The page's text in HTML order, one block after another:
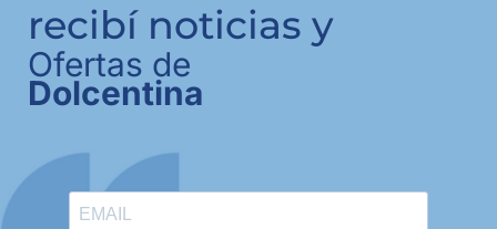
recibí noticias y
Ofertas de
Dolcentina